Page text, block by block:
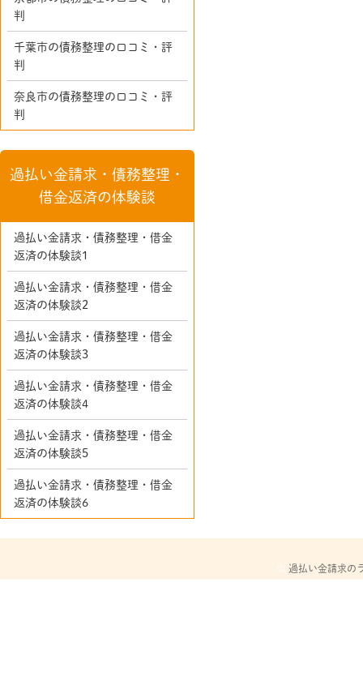
判
千葉市の債務整理の口コミ・評
判
奈良市の債務整理の口コミ・評
判
過払い金請求・債務整理・
借金返済の体験談
過払い金請求・債務整理・借金
返済の体験談1
過払い金請求・債務整理・借金
返済の体験談2
過払い金請求・債務整理・借金
返済の体験談3
過払い金請求・債務整理・借金
返済の体験談4
過払い金請求・債務整理・借金
返済の体験談5
過払い金請求・債務整理・借金
返済の体験談6
© 過払い金請求の